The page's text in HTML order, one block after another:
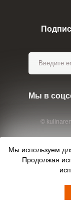
©
Мы в
Мы используем
Продолжая